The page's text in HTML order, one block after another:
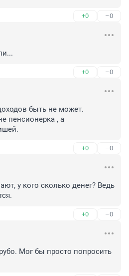
+0 –0
+0 –0
быть не может.
пенсионерка , а
+0 –0
у кого сколько денег? Ведь
+0 –0
Мог бы просто попросить